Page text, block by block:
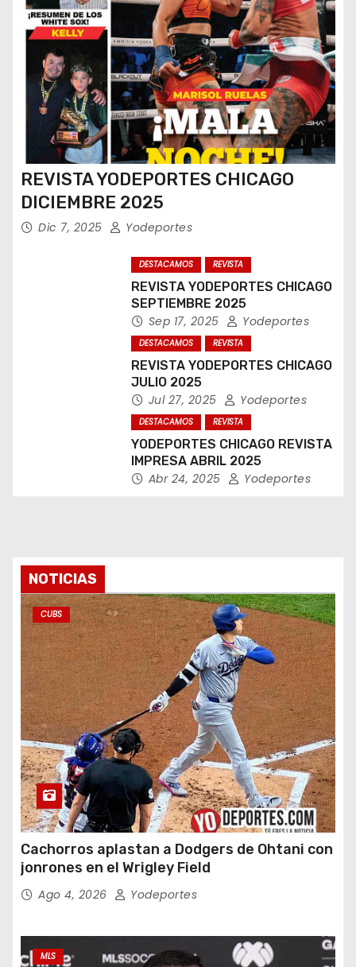
REVISTA YODEPORTES CHICAGO
DICIEMBRE 2025
Dic 7, 2025 Yodeportes
DESTACAMOS REVISTA
REVISTA YODEPORTES CHICAGO
SEPTIEMBRE 2025
Sep 17, 2025 Yodeportes
DESTACAMOS REVISTA
REVISTA YODEPORTES CHICAGO
JULIO 2025
Jul 27, 2025 Yodeportes
DESTACAMOS REVISTA
YODEPORTES CHICAGO REVISTA
IMPRESA ABRIL 2025
Abr 24, 2025 Yodeportes
NOTICIAS
CUBS
Cachorros aplastan a Dodgers de Ohtani con
jonrones en el Wrigley Field
Ago 4, 2026 Yodeportes
MLS